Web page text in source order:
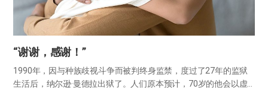
“谢谢，感谢！”
1990年，因与种族歧视斗争而被判终身监禁，度过了27年的监狱
生活后，纳尔逊·曼德拉出狱了。人们原本预计，70岁的他会以虚